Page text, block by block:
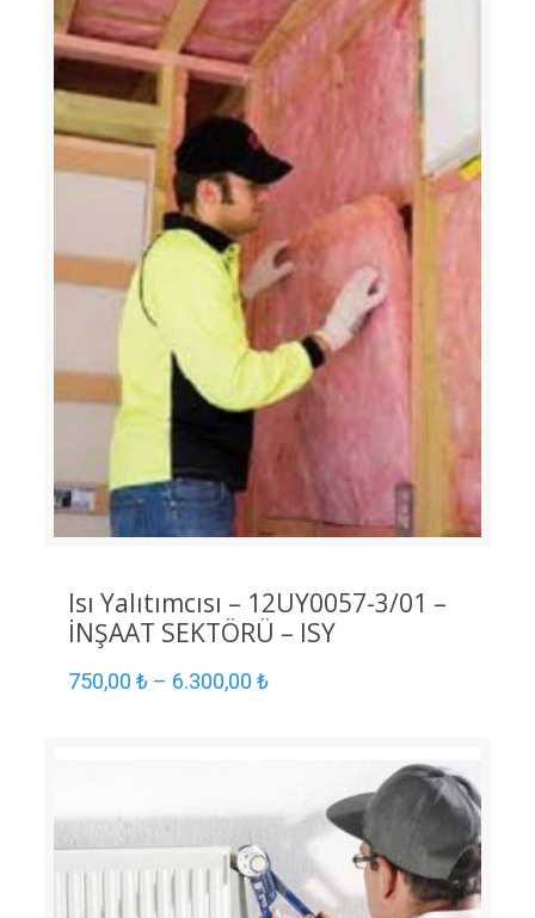
Isı Yalıtımcısı – 12UY0057-3/01 –
İNŞAAT SEKTÖRÜ – ISY
750,00 ₺– 6.300,00 ₺